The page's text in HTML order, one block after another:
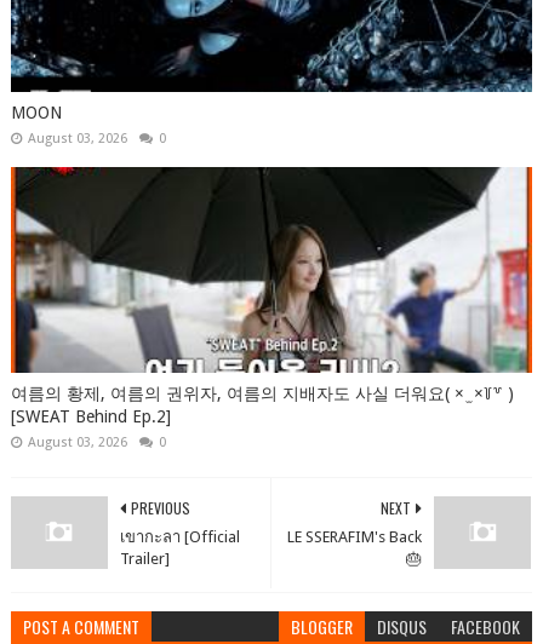
MOON
August 03, 2026 0
여름의 황제, 여름의 권위자, 여름의 지배자도 사실 더워요( × ̫ ×꒦꒷ )
[SWEAT Behind Ep.2]
August 03, 2026 0
NEXT
LE SSERAFIM's Back
🎂
PREVIOUS
เขากะลา [Official
Trailer]
POST A COMMENT BLOGGER DISQUS FACEBOOK